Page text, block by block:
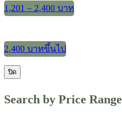
1,201 – 2,400 บาท
2,400 บาทขึ้นไป
ปิด
Search by Price Range